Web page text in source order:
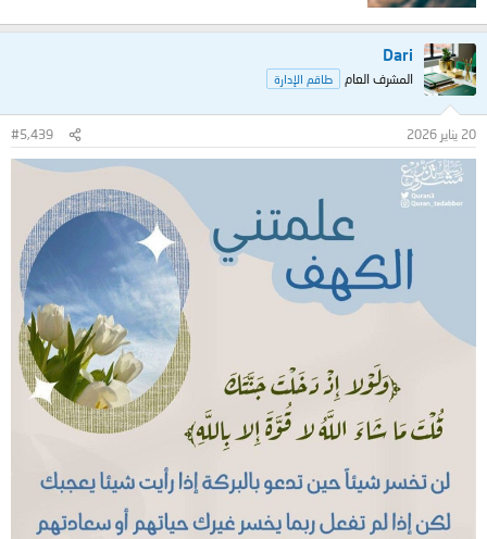
Dari
المشرف العام طاقم الإدارة
20 يناير 2026 #5,439